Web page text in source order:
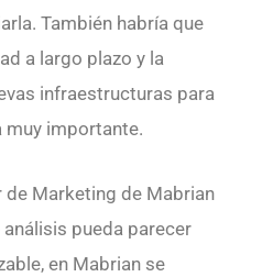
También habría que
a largo plazo y la
infraestructuras para
muy importante.
de Marketing de Mabrian
pueda parecer
en Mabrian se